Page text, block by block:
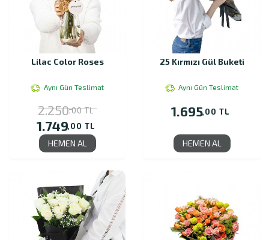
Lilac Color Roses
Aynı Gün Teslimat
2.250,00 TL
1.749,00 TL
HEMEN AL
25 Kırmızı Gül Buketi
Aynı Gün Teslimat
1.695,00 TL
HEMEN AL